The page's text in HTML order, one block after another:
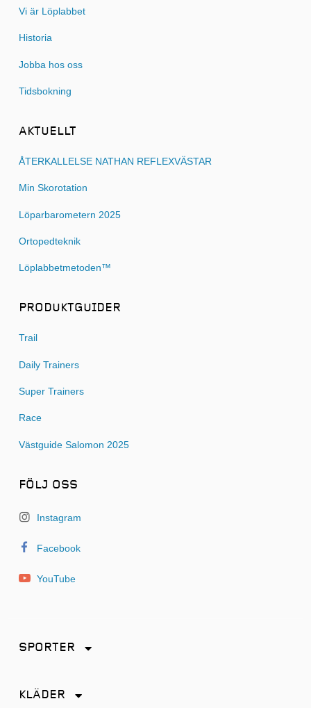
Vi är Löplabbet
Historia
Jobba hos oss
Tidsbokning
AKTUELLT
ÅTERKALLELSE NATHAN REFLEXVÄSTAR
Min Skorotation
Löparbarometern 2025
Ortopedteknik
Löplabbetmetoden™
PRODUKTGUIDER
Trail
Daily Trainers
Super Trainers
Race
Västguide Salomon 2025
FÖLJ OSS
Instagram
Facebook
YouTube
SPORTER
KLÄDER